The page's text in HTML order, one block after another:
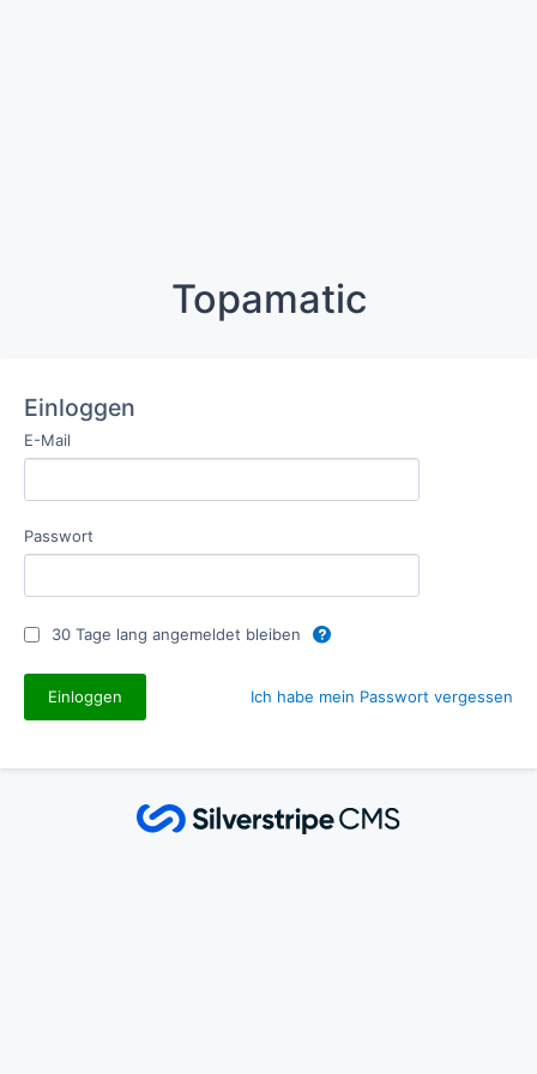
Topamatic
Einloggen
E-Mail
Passwort
30 Tage lang angemeldet bleiben
Ich habe mein Passwort vergessen